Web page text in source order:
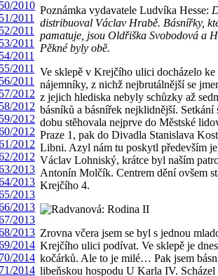
Poznámka vydavatele Ludvíka Hesse:
distribuoval Václav Hrabě. Básnířky,
pamatuje, jsou Oldřiška Svobodová a
Pěkné byly obě.
Ve sklepě v Krejčího ulici docházelo ke
nájemníky, z nichž nejbrutálnější se
z jejich hlediska nebyly schůzky až
básníků a básnířek nejklidnější. Setkání
dobu stěhovala nejprve do Městské
Praze 1, pak do Divadla Stanislava
Libni. Azyl nám tu poskytl především
Václav Lohniský, krátce byl naším
Antonín Molčík. Centrem dění ovšem
Krejčího 4.
Zrovna včera jsem se byl s jednou
Krejčího ulici podívat. Ve sklepě je
kočárků. Ale to je milé… Pak jsem
libeňskou hospodu U Karla IV.